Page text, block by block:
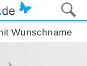
Wunschname